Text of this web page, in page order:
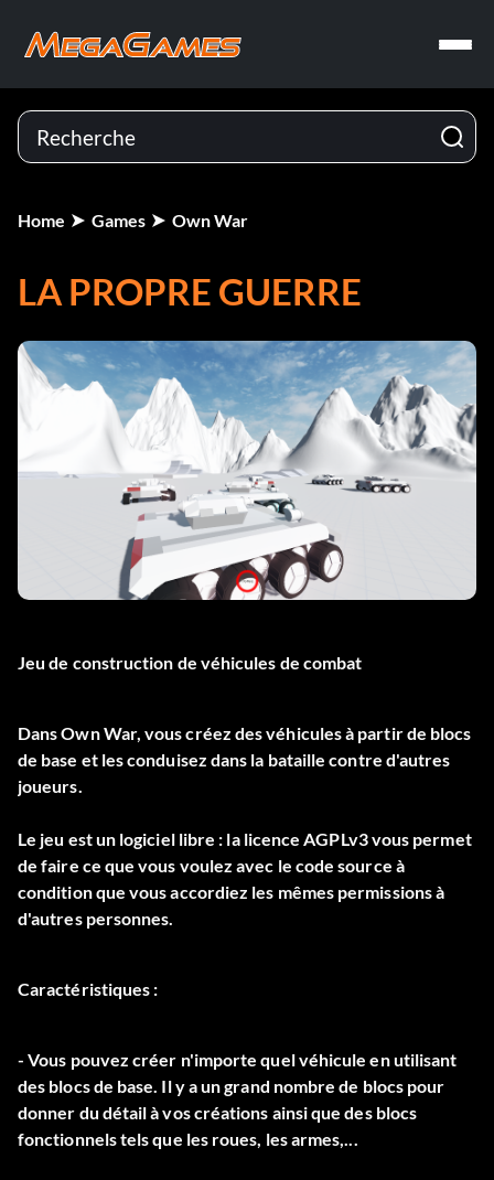
Home Games Own War
LA PROPRE GUERRE
Jeu de construction de véhicules de combat
Dans Own War, vous créez des véhicules à partir de blocs
de base et les conduisez dans la bataille contre d'autres
joueurs.
Le jeu est un logiciel libre : la licence AGPLv3 vous permet
de faire ce que vous voulez avec le code source à
condition que vous accordiez les mêmes permissions à
d'autres personnes.
Caractéristiques :
- Vous pouvez créer n'importe quel véhicule en utilisant
des blocs de base. Il y a un grand nombre de blocs pour
donner du détail à vos créations ainsi que des blocs
fonctionnels tels que les roues, les armes,...